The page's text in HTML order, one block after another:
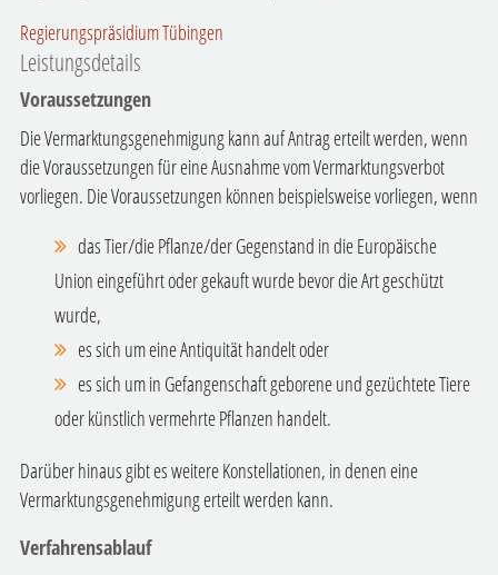
Regierungspräsidium Tübingen
Leistungsdetails
Voraussetzungen
Die Vermarktungsgenehmigung kann auf Antrag erteilt werden, wenn
die Voraussetzungen für eine Ausnahme vom Vermarktungsverbot
vorliegen. Die Voraussetzungen können beispielsweise vorliegen, wenn
das Tier/die Pflanze/der Gegenstand in die Europäische
Union eingeführt oder gekauft wurde bevor die Art geschützt
wurde,
es sich um eine Antiquität handelt oder
es sich um in Gefangenschaft geborene und gezüchtete Tiere
oder künstlich vermehrte Pflanzen handelt.
Darüber hinaus gibt es weitere Konstellationen, in denen eine
Vermarktungsgenehmigung erteilt werden kann.
Verfahrensablauf